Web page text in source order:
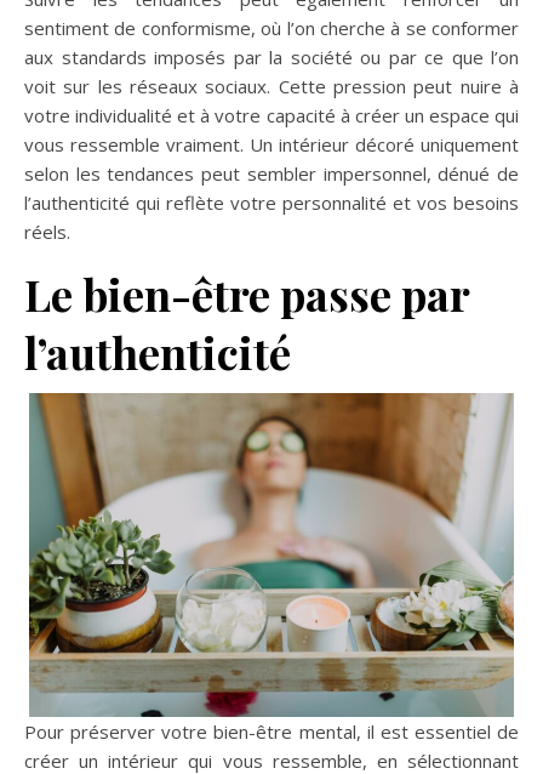
sentiment de conformisme, où l’on cherche à se conformer
aux standards imposés par la société ou par ce que l’on
voit sur les réseaux sociaux. Cette pression peut nuire à
votre individualité et à votre capacité à créer un espace qui
vous ressemble vraiment. Un intérieur décoré uniquement
selon les tendances peut sembler impersonnel, dénué de
l’authenticité qui reflète votre personnalité et vos besoins
réels.
Le bien-être passe par
l’authenticité
Pour préserver votre bien-être mental, il est essentiel de
créer un intérieur qui vous ressemble, en sélectionnant